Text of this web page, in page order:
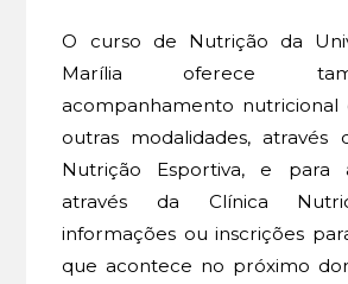
O curso de Nutrição da
Marília oferece
acompanhamento nutricional
outras modalidades, através
Nutrição Esportiva, e para
através da Clínica
informações ou inscrições
que acontece no próximo